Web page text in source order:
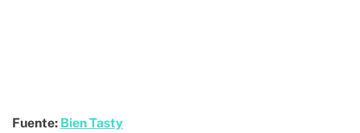
Fuente: Bien Tasty